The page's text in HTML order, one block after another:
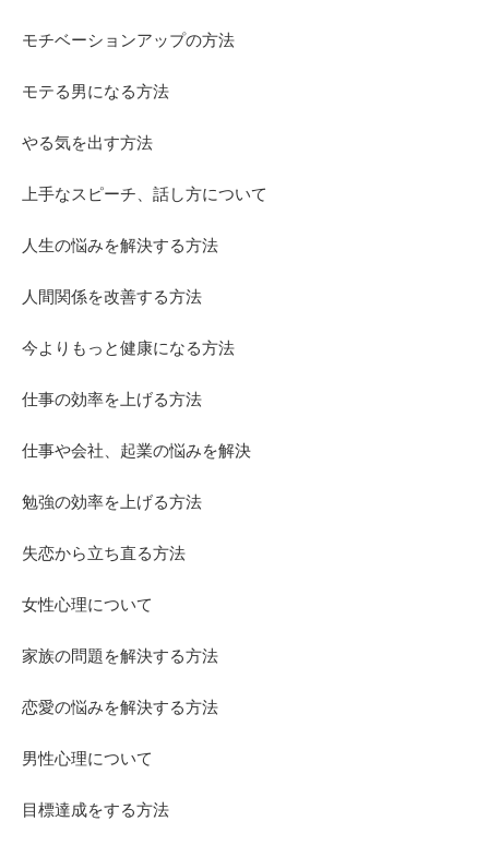
モチベーションアップの方法
モテる男になる方法
やる気を出す方法
上手なスピーチ、話し方について
人生の悩みを解決する方法
人間関係を改善する方法
今よりもっと健康になる方法
仕事の効率を上げる方法
仕事や会社、起業の悩みを解決
勉強の効率を上げる方法
失恋から立ち直る方法
女性心理について
家族の問題を解決する方法
恋愛の悩みを解決する方法
男性心理について
目標達成をする方法